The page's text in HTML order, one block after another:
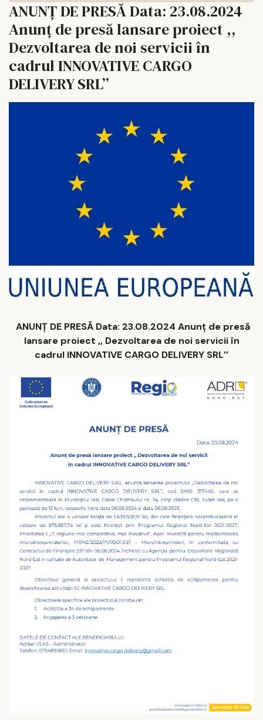
ANUNȚ DE PRESĂ Data: 23.08.2024
Anunț de presă lansare proiect ,,
Dezvoltarea de noi servicii în
cadrul INNOVATIVE CARGO
DELIVERY SRL’’
ANUNȚ DE PRESĂ Data: 23.08.2024 Anunț de presă
lansare proiect ,, Dezvoltarea de noi servicii în
cadrul INNOVATIVE CARGO DELIVERY SRL’’